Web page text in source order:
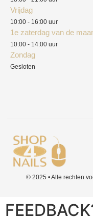
Vrijdag
10:00 - 16:00 uur
1e zaterdag van de
10:00 - 14:00 uur
Zondag
Gesloten
© 2025 • Alle rechten